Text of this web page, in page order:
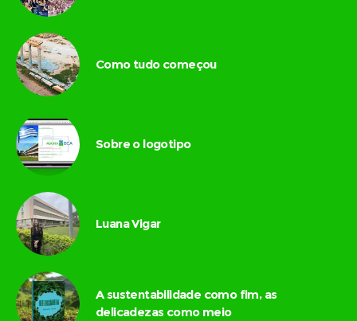
Como tudo começou
Sobre o logotipo
Luana Vigar
A sustentabilidade como fim, as
delicadezas como meio